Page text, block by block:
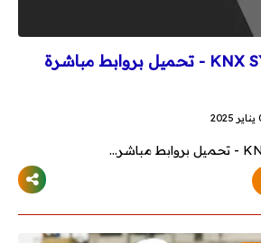
شرح نظام KNX SYSTEM - تحميل بروابط مباشرة